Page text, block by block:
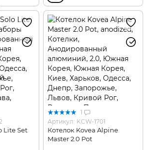
Lite Set
1
Артикул: KCW-1701
Котелок Kovea Alpine
Master 2.0 Pot